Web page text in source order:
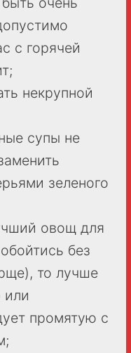
с горячей
некрупной
супы не
зеленого
овощ для
без
то лучше
или
промятую с